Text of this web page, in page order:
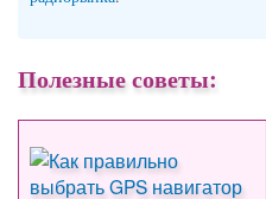
Полезные советы: